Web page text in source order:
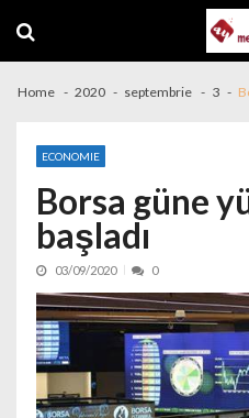
Home 2020 septembrie 3
ECONOMIE
Borsa güne
başladı
03/09/2020 0